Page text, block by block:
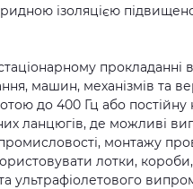
ізоляцією
прокладанні
машин, механізмів та
до 400 Гц або постійну
ланцюгів, де можливі
монтажу
лотки, короби,
ультрафіолетового